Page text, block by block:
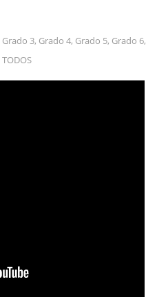
Grado 3, Grado 4, Grado 5, Grado 6,
TODOS